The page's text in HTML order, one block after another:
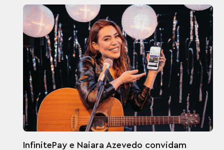
InfinitePay e Naiara Azevedo convidam